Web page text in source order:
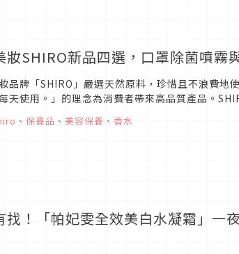
妝SHIRO新品四選，口罩除菌噴霧
品牌「SHIRO」嚴選天然原料，珍惜且不浪費地
天使用。」的理念為消費者帶來高品質產品。
、 保養品 、 美容保養 、 香水
找！「帕妃雯全效美白水凝霜」一